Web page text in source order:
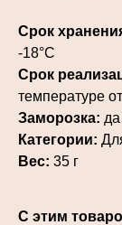
Срок
-18°С
Срок
температуре
Заморозка: да
Категории:
Вес: 35 г
С этим